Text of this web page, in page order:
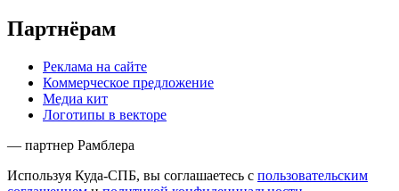
Партнёрам
Реклама на сайте
Коммерческое предложение
Медиа кит
Логотипы в векторе
— партнер Рамблера
Используя Куда-СПБ, вы соглашаетесь с пользовательским